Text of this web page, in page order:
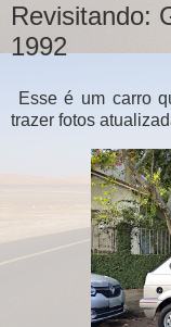
Revisitando:
1992
Esse é um carro
trazer fotos